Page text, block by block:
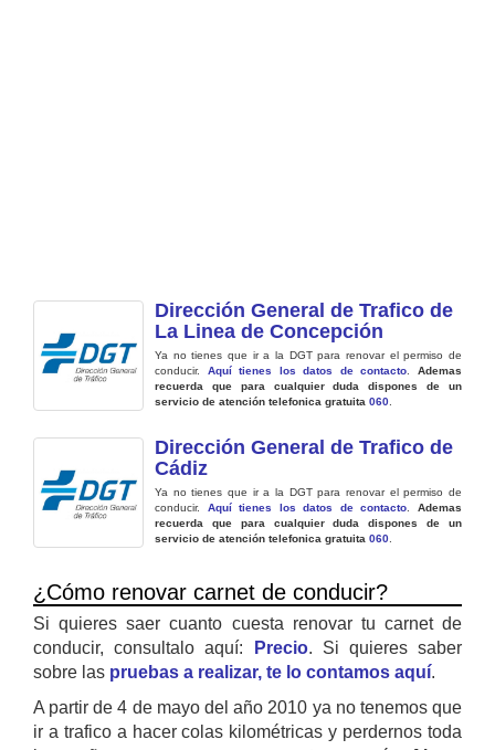
Dirección General de Trafico de
La Linea de Concepción
Ya no tienes que ir a la DGT para renovar el permiso de
conducir. Aquí tienes los datos de contacto .Ademas
recuerda que para cualquier duda dispones de un
servicio de atención telefonica gratuita 060
Dirección General de Trafico de
Cádiz
Ya no tienes que ir a la DGT para renovar el permiso de
conducir. Aquí tienes los datos de contacto .Ademas
recuerda que para cualquier duda dispones de un
servicio de atención telefonica gratuita 060
¿Cómo renovar carnet de conducir?
Si quieres saer cuanto cuesta renovar tu carnet de
conducir, consultalo aquí:
Precio. Si quieres saber
sobre las pruebas a realizar, te lo contamos aquí.
A partir de 4 de mayo del año 2010 ya no tenemos que
ir a trafico a hacer colas kilométricas y perdernos toda